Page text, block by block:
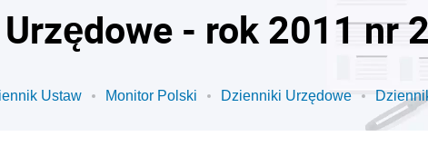
- rok 2011 nr
Ustaw Monitor Polski Dzienniki Urzędowe